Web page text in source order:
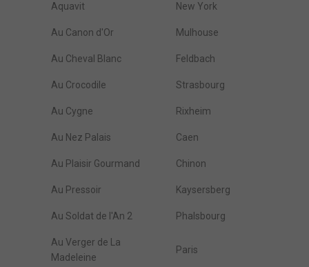
Aquavit New York
Au Canon d'Or Mulhouse
Au Cheval Blanc Feldbach
Au Crocodile Strasbourg
Au Cygne Rixheim
Au Nez Palais Caen
Au Plaisir Gourmand Chinon
Au Pressoir Kaysersberg
Au Soldat de l'An 2 Phalsbourg
Au Verger de La
Madeleine
Paris